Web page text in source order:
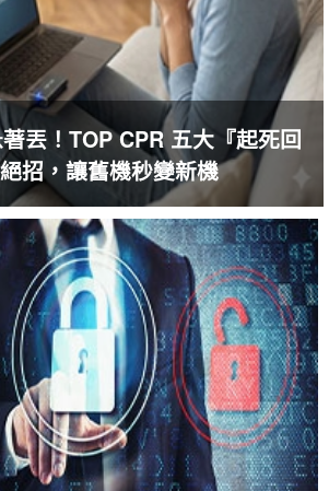
丟！TOP CPR 五大『起死回
招，讓舊機秒變新機